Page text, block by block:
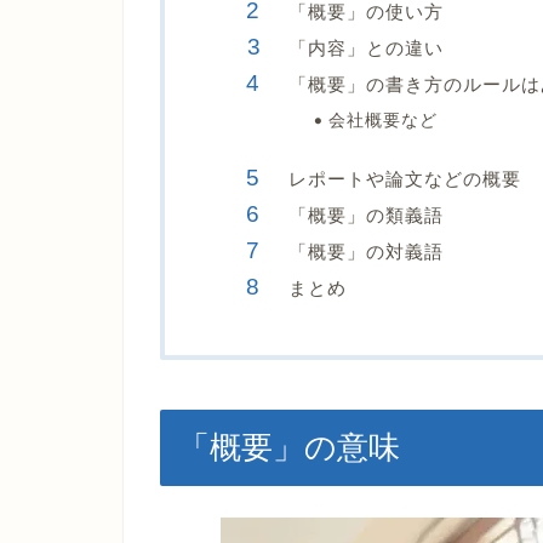
「概要」の使い方
「内容」との違い
「概要」の書き方のルール
会社概要など
レポートや論文などの概要
「概要」の類義語
「概要」の対義語
まとめ
「概要」の意味